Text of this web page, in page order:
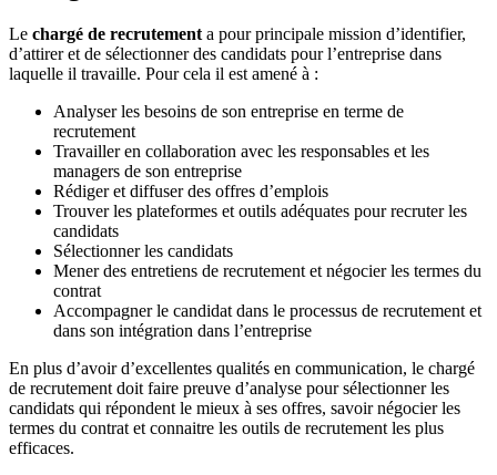
Le chargé de recrutement a pour principale mission d’identifier,
d’attirer et de sélectionner des candidats pour l’entreprise dans
laquelle il travaille. Pour cela il est amené à :
Analyser les besoins de son entreprise en terme de
recrutement
Travailler en collaboration avec les responsables et les
managers de son entreprise
Rédiger et diffuser des offres d’emplois
Trouver les plateformes et outils adéquates pour recruter les
candidats
Sélectionner les candidats
Mener des entretiens de recrutement et négocier les termes du
contrat
Accompagner le candidat dans le processus de recrutement et
dans son intégration dans l’entreprise
En plus d’avoir d’excellentes qualités en communication, le chargé
de recrutement doit faire preuve d’analyse pour sélectionner les
candidats qui répondent le mieux à ses offres, savoir négocier les
termes du contrat et connaitre les outils de recrutement les plus
efficaces.